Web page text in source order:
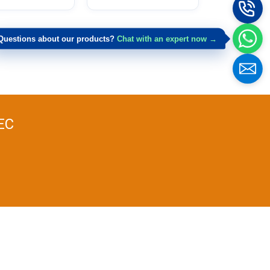
about our products? Chat with an expert now →